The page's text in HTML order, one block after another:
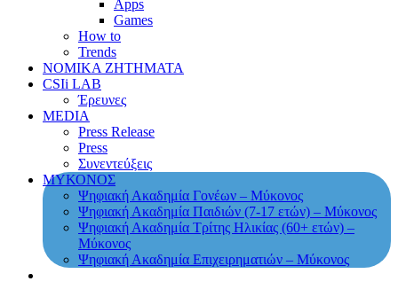
Apps
Games
How to
Trends
ΝΟΜΙΚΑ ΖΗΤΗΜΑΤΑ
CSIi LAB
Έρευνες
MEDIA
Press Release
Press
Συνεντεύξεις
ΜΥΚΟΝΟΣ
Ψηφιακή Ακαδημία Γονέων – Μύκονος
Ψηφιακή Ακαδημία Παιδιών (7-17 ετών) – Μύκονος
Ψηφιακή Ακαδημία Τρίτης Ηλικίας (60+ ετών) –
Μύκονος
Ψηφιακή Ακαδημία Επιχειρηματιών – Μύκονος